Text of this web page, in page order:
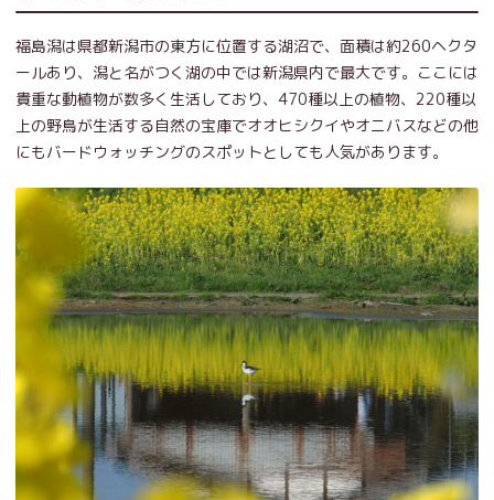
福島潟は県都新潟市の東方に位置する湖沼で、面積は約260ヘクタ
ールあり、潟と名がつく湖の中では新潟県内で最大です。ここには
貴重な動植物が数多く生活しており、470種以上の植物、220種以
上の野鳥が生活する自然の宝庫でオオヒシクイやオニバスなどの他
にもバードウォッチングのスポットとしても人気があります。